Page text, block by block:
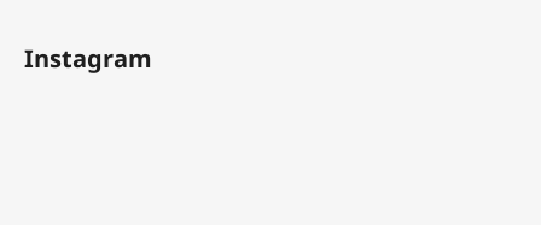
Instagram